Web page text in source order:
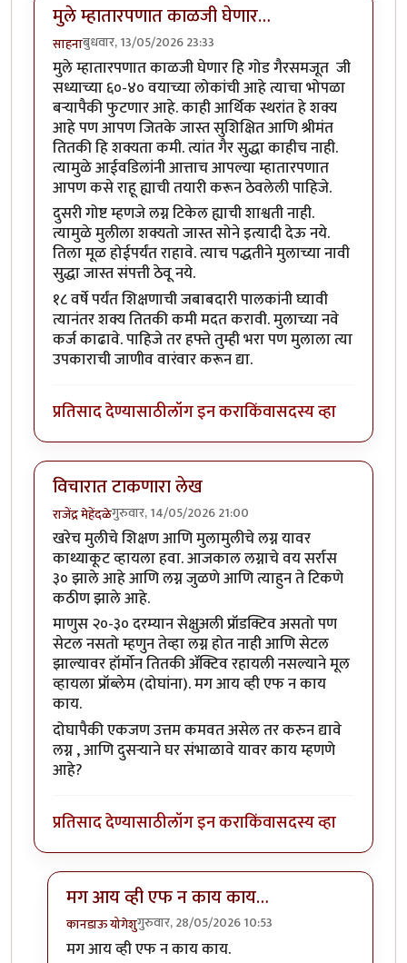
मुले म्हातारपणात काळजी घेणार…
साहनाबुधवार, 13/05/2026 23:33
मुले म्हातारपणात काळजी घेणार हि गोड गैरसमजूत जी
सध्याच्या ६०-४० वयाच्या लोकांची आहे त्याचा भोपळा
बऱ्यापैकी फुटणार आहे. काही आर्थिक स्थरांत हे शक्य
आहे पण आपण जितके जास्त सुशिक्षित आणि श्रीमंत
तितकी हि शक्यता कमी. त्यांत गैर सुद्धा काहीच नाही.
त्यामुळे आईवडिलांनी आत्ताच आपल्या म्हातारपणात
आपण कसे राहू ह्याची तयारी करून ठेवलेली पाहिजे.
दुसरी गोष्ट म्हणजे लग्न टिकेल ह्याची शाश्वती नाही.
त्यामुळे मुलीला शक्यतो जास्त सोने इत्यादी देऊ नये.
तिला मूळ होईपर्यंत राहावे. त्याच पद्धतीने मुलाच्या नावी
सुद्धा जास्त संपत्ती ठेवू नये.
१८ वर्षे पर्यंत शिक्षणाची जबाबदारी पालकांनी घ्यावी
त्यानंतर शक्य तितकी कमी मदत करावी. मुलाच्या नवे
कर्ज काढावे. पाहिजे तर हफ्ते तुम्ही भरा पण मुलाला त्या
उपकाराची जाणीव वारंवार करून द्या.
प्रतिसाद देण्यासाठीलॉग इन कराकिंवासदस्य व्हा
विचारात टाकणारा लेख
राजेंद्र मेहेंदळेगुरुवार, 14/05/2026 21:00
खरेच मुलीचे शिक्षण आणि मुलामुलीचे लग्न यावर
काथ्याकूट व्हायला हवा. आजकाल लग्नाचे वय सर्रास
३० झाले आहे आणि लग्न जुळणे आणि त्याहुन ते टिकणे
कठीण झाले आहे.
माणुस २०-३० दरम्यान सेक्षुअली प्रॉडक्टिव असतो पण
सेटल नसतो म्हणुन तेव्हा लग्न होत नाही आणि सेटल
झाल्यावर हॉर्मोन तितकी ॲक्टिव रहायली नसल्याने मूल
व्हायला प्रॉब्लेम (दोघांना). मग आय व्ही एफ न काय
काय.
दोघापैकी एकजण उत्तम कमवत असेल तर करुन द्यावे
लग्न , आणि दुसऱ्याने घर संभाळावे यावर काय म्हणणे
आहे?
प्रतिसाद देण्यासाठीलॉग इन कराकिंवासदस्य व्हा
मग आय व्ही एफ न काय काय…
कानडाऊ योगेशुगुरुवार, 28/05/2026 10:53
In reply toविचारात टाकणारा लेख
मग आय व्ही एफ न काय काय.